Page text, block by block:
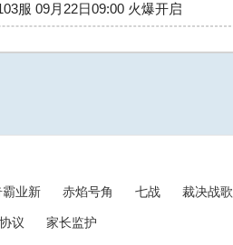
服 09月22日09:00 火爆开启
霸业新 赤焰号角 七战 裁决战歌
议 家长监护